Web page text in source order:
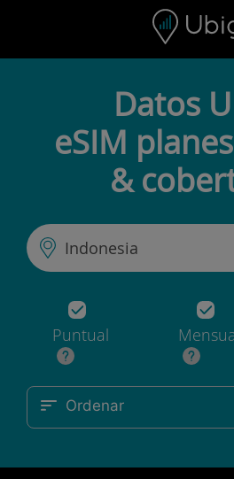
Barra de
Datos
eSIM
&
Puntual
Ordenar